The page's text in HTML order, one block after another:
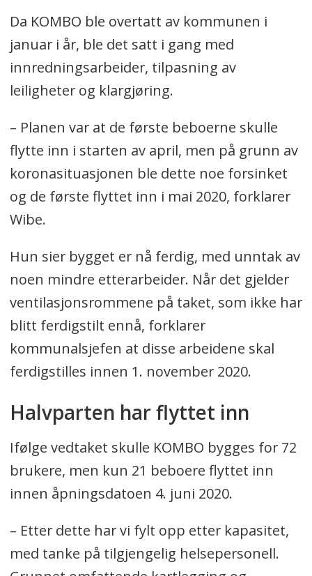
Da KOMBO ble overtatt av kommunen i
januar i år, ble det satt i gang med
innredningsarbeider, tilpasning av
leiligheter og klargjøring.
– Planen var at de første beboerne skulle
flytte inn i starten av april, men på grunn av
koronasituasjonen ble dette noe forsinket
og de første flyttet inn i mai 2020, forklarer
Wibe.
Hun sier bygget er nå ferdig, med unntak av
noen mindre etterarbeider. Når det gjelder
ventilasjonsrommene på taket, som ikke har
blitt ferdigstilt ennå, forklarer
kommunalsjefen at disse arbeidene skal
ferdigstilles innen 1. november 2020.
Halvparten har flyttet inn
Ifølge vedtaket skulle KOMBO bygges for 72
brukere, men kun 21 beboere flyttet inn
innen åpningsdatoen 4. juni 2020.
– Etter dette har vi fylt opp etter kapasitet,
med tanke på tilgjengelig helsepersonell.